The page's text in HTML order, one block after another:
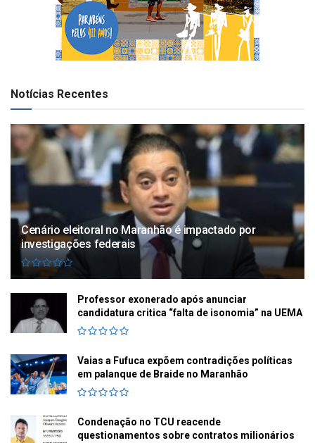
Notícias Recentes
Cenário eleitoral no Maranhão é impactado por
investigações federais
Professor exonerado após anunciar
candidatura critica “falta de isonomia” na UEMA
Vaias a Fufuca expõem contradições políticas
em palanque de Braide no Maranhão
Condenação no TCU reacende
questionamentos sobre contratos milionários